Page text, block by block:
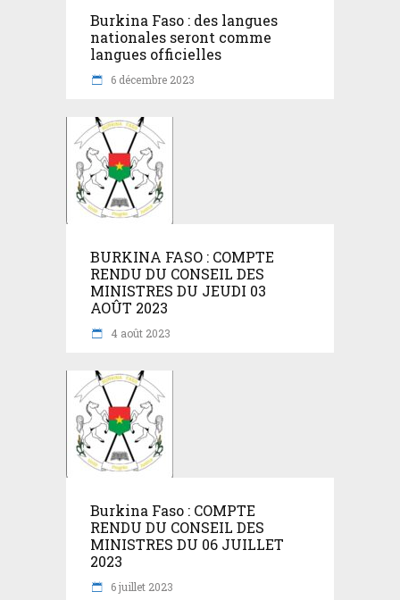
Burkina Faso : des langues
nationales seront comme
langues officielles
6 décembre 2023
BURKINA FASO : COMPTE
RENDU DU CONSEIL DES
MINISTRES DU JEUDI 03
AOÛT 2023
4 août 2023
Burkina Faso : COMPTE
RENDU DU CONSEIL DES
MINISTRES DU 06 JUILLET
2023
6 juillet 2023